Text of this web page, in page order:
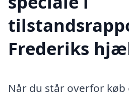
Frederiks
Når du står overfor køb